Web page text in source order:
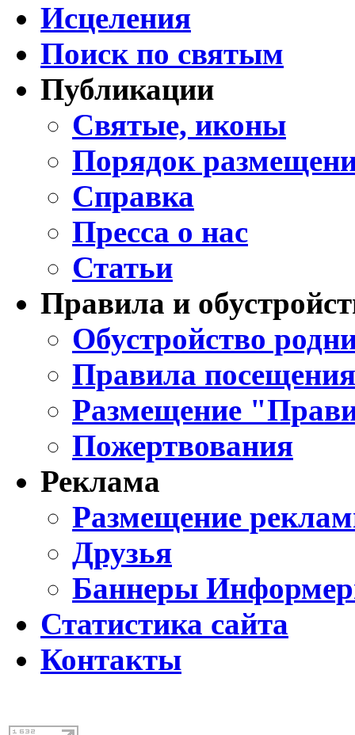
Исцеления
Поиск по святым
Публикации
Святые, иконы
Порядок
Справка
Пресса о нас
Статьи
Правила и
Обустройство
Правила
Размещение
Пожертвования
Реклама
Размещение
Друзья
Баннеры
Статистика сайта
Контакты